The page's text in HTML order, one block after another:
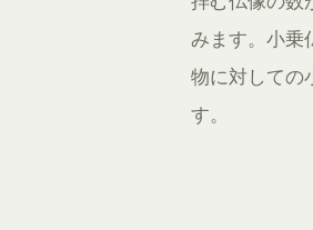
みます。小乗
物に対しての
す。